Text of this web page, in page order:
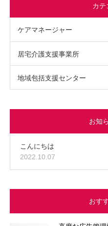
カテ
ケアマネージャー
居宅介護支援事業所
地域包括支援センター
お知
こんにちは
2022.10.07
おす